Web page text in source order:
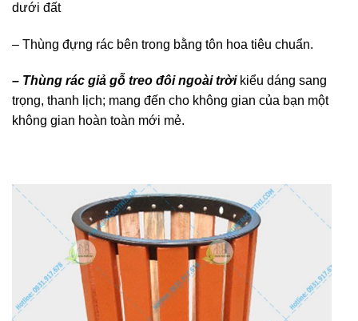
dưới đất
– Thùng đựng rác bên trong bằng tôn hoa tiêu chuẩn.
– Thùng rác giả gỗ treo đôi ngoài trời kiểu dáng sang
trọng, thanh lịch; mang đến cho không gian của bạn một
không gian hoàn toàn mới mẻ.